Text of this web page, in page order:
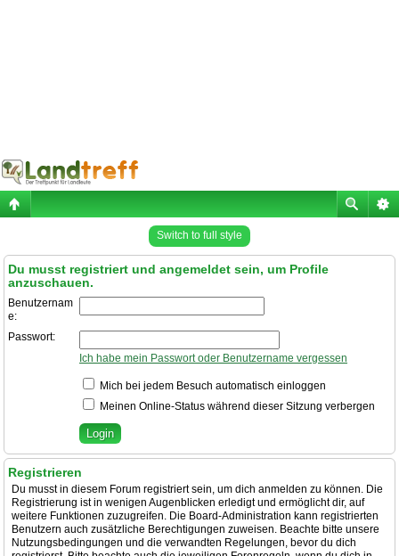
Switch to full style
Du musst registriert und angemeldet sein, um Profile
anzuschauen.
Benutzernam
e:
Passwort:
Ich habe mein Passwort oder Benutzername vergessen
Mich bei jedem Besuch automatisch einloggen
Meinen Online-Status während dieser Sitzung verbergen
Registrieren
Du musst in diesem Forum registriert sein, um dich anmelden zu können. Die
Registrierung ist in wenigen Augenblicken erledigt und ermöglicht dir, auf
weitere Funktionen zuzugreifen. Die Board-Administration kann registrierten
Benutzern auch zusätzliche Berechtigungen zuweisen. Beachte bitte unsere
Nutzungsbedingungen und die verwandten Regelungen, bevor du dich